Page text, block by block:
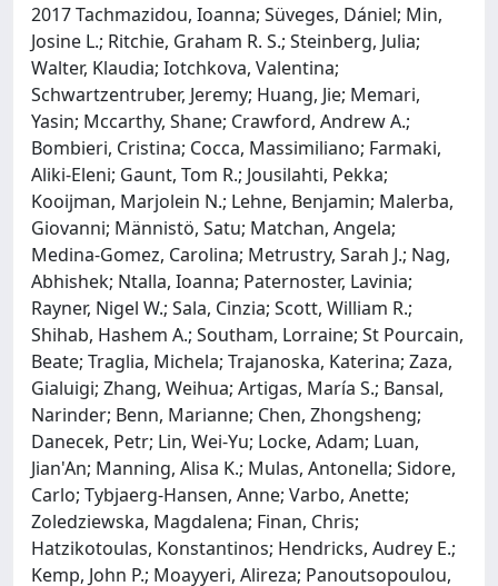
2017 Tachmazidou, Ioanna; Süveges, Dániel; Min,
Josine L.; Ritchie, Graham R. S.; Steinberg, Julia;
Walter, Klaudia; Iotchkova, Valentina;
Schwartzentruber, Jeremy; Huang, Jie; Memari,
Yasin; Mccarthy, Shane; Crawford, Andrew A.;
Bombieri, Cristina; Cocca, Massimiliano; Farmaki,
Aliki-Eleni; Gaunt, Tom R.; Jousilahti, Pekka;
Kooijman, Marjolein N.; Lehne, Benjamin; Malerba,
Giovanni; Männistö, Satu; Matchan, Angela;
Medina-Gomez, Carolina; Metrustry, Sarah J.; Nag,
Abhishek; Ntalla, Ioanna; Paternoster, Lavinia;
Rayner, Nigel W.; Sala, Cinzia; Scott, William R.;
Shihab, Hashem A.; Southam, Lorraine; St Pourcain,
Beate; Traglia, Michela; Trajanoska, Katerina; Zaza,
Gialuigi; Zhang, Weihua; Artigas, María S.; Bansal,
Narinder; Benn, Marianne; Chen, Zhongsheng;
Danecek, Petr; Lin, Wei-Yu; Locke, Adam; Luan,
Jian'An; Manning, Alisa K.; Mulas, Antonella; Sidore,
Carlo; Tybjaerg-Hansen, Anne; Varbo, Anette;
Zoledziewska, Magdalena; Finan, Chris;
Hatzikotoulas, Konstantinos; Hendricks, Audrey E.;
Kemp, John P.; Moayyeri, Alireza; Panoutsopoulou,